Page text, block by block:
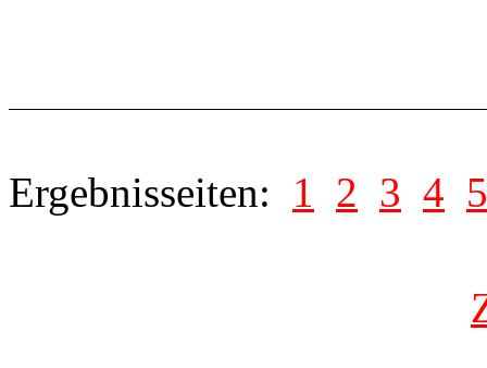
Ergebnisseiten: 1 2 3 4 5